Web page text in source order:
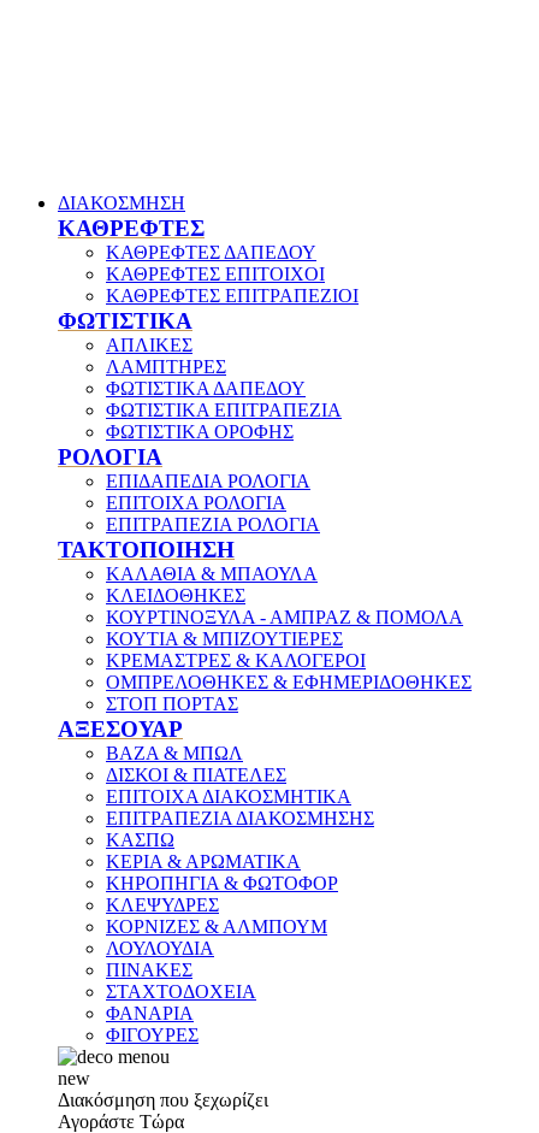
ΔΙΑΚΟΣΜΗΣΗ
ΚΑΘΡΕΦΤΕΣ
ΚΑΘΡΕΦΤΕΣ ΔΑΠΕΔΟΥ
ΚΑΘΡΕΦΤΕΣ ΕΠΙΤΟΙΧΟΙ
ΚΑΘΡΕΦΤΕΣ ΕΠΙΤΡΑΠΕΖΙΟΙ
ΦΩΤΙΣΤΙΚΑ
ΑΠΛΙΚΕΣ
ΛΑΜΠΤΗΡΕΣ
ΦΩΤΙΣΤΙΚΑ ΔΑΠΕΔΟΥ
ΦΩΤΙΣΤΙΚΑ ΕΠΙΤΡΑΠΕΖΙΑ
ΦΩΤΙΣΤΙΚΑ ΟΡΟΦΗΣ
ΡΟΛΟΓΙΑ
ΕΠΙΔΑΠΕΔΙΑ ΡΟΛΟΓΙΑ
ΕΠΙΤΟΙΧΑ ΡΟΛΟΓΙΑ
ΕΠΙΤΡΑΠΕΖΙΑ ΡΟΛΟΓΙΑ
ΤΑΚΤΟΠΟΙΗΣΗ
ΚΑΛΑΘΙΑ & ΜΠΑΟΥΛΑ
ΚΛΕΙΔΟΘΗΚΕΣ
ΚΟΥΡΤΙΝΟΞΥΛΑ - ΑΜΠΡΑΖ & ΠΟΜΟΛΑ
ΚΟΥΤΙΑ & ΜΠΙΖΟΥΤΙΕΡΕΣ
ΚΡΕΜΑΣΤΡΕΣ & ΚΑΛΟΓΕΡΟΙ
ΟΜΠΡΕΛΟΘΗΚΕΣ & ΕΦΗΜΕΡΙΔΟΘΗΚΕΣ
ΣΤΟΠ ΠΟΡΤΑΣ
ΑΞΕΣΟΥΑΡ
ΒΑΖΑ & ΜΠΩΛ
ΔΙΣΚΟΙ & ΠΙΑΤΕΛΕΣ
ΕΠΙΤΟΙΧΑ ΔΙΑΚΟΣΜΗΤΙΚΑ
ΕΠΙΤΡΑΠΕΖΙΑ ΔΙΑΚΟΣΜΗΣΗΣ
ΚΑΣΠΩ
ΚΕΡΙΑ & ΑΡΩΜΑΤΙΚΑ
ΚΗΡΟΠΗΓΙΑ & ΦΩΤΟΦΟΡ
ΚΛΕΨΥΔΡΕΣ
ΚΟΡΝΙΖΕΣ & ΑΛΜΠΟΥΜ
ΛΟΥΛΟΥΔΙΑ
ΠΙΝΑΚΕΣ
ΣΤΑΧΤΟΔΟΧΕΙΑ
ΦΑΝΑΡΙΑ
ΦΙΓΟΥΡΕΣ
new
Διακόσμηση που ξεχωρίζει
Αγοράστε Τώρα